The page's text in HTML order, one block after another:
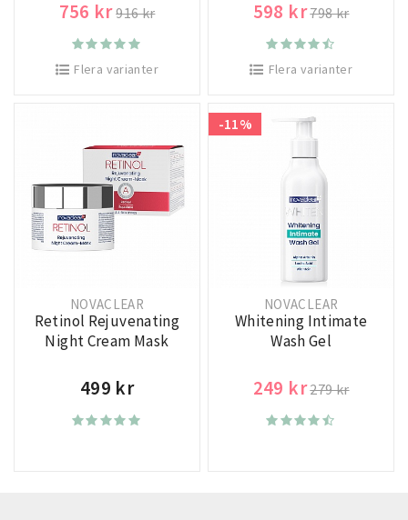
756 kr916 kr
Flera varianter
598 kr798 kr
Flera varianter
NOVACLEAR
Retinol Rejuvenating
Night Cream Mask
499 kr
-11%
NOVACLEAR
Whitening Intimate
Wash Gel
249 kr279 kr